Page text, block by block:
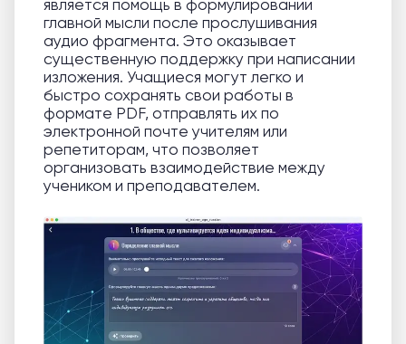
является помощь в формулировании
главной мысли после прослушивания
аудио фрагмента. Это оказывает
существенную поддержку при написании
изложения. Учащиеся могут легко и
быстро сохранять свои работы в
формате PDF, отправлять их по
электронной почте учителям или
репетиторам, что позволяет
организовать взаимодействие между
учеником и преподавателем.